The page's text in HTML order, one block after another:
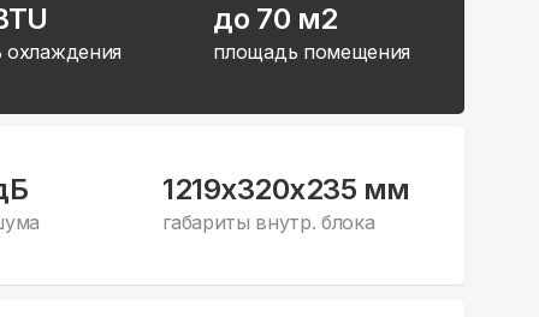
до 70 м2
площадь помещения
1219x320x235 мм
габариты внутр. блока